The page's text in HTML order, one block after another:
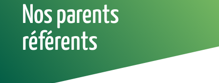
Nos parents
référents